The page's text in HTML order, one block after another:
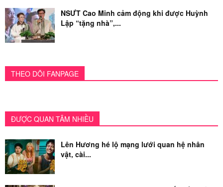
NSƯT Cao Minh cảm động khi được Huỳnh
Lập “tặng nhà”,...
THEO DÕI FANPAGE
ĐƯỢC QUAN TÂM NHIỀU
Lên Hương hé lộ mạng lưới quan hệ nhân
vật, cài...